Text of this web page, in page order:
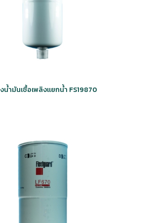
น้ำมันเชื้อเพลิงแยกน้ำ FS19870